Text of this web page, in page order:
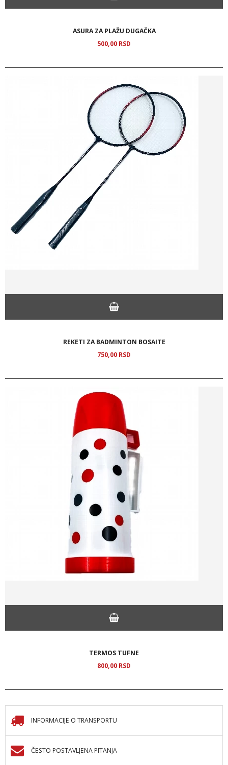
ASURA ZA PLAŽU DUGAČKA
500,00 RSD
REKETI ZA BADMINTON BOSAITE
750,00 RSD
TERMOS TUFNE
800,00 RSD
INFORMACIJE O TRANSPORTU
ČESTO POSTAVLJENA PITANJA